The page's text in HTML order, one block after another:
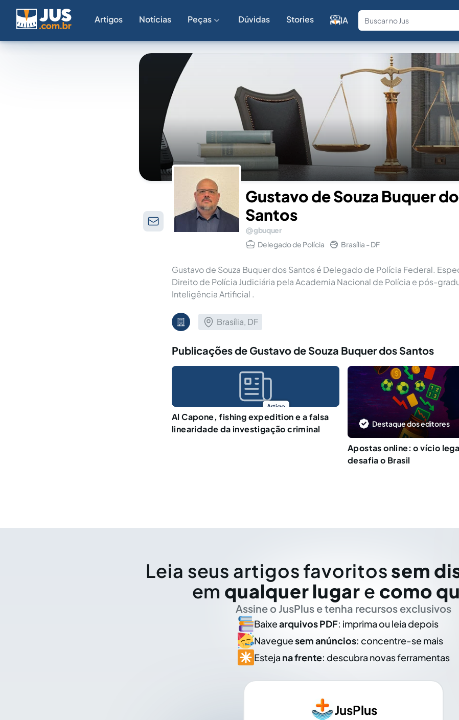
Artigos Notícias Peças Dúvidas Stories IA
Fale com
Gustavo de Souza Buquer
Santos
gbuquer
Delegado de Polícia
Brasília - DF
Gustavo de Souza Buquer dos Santos é Delegado de Polícia Federal.
Direito de Polícia Judiciária pela Academia Nacional de Polícia e pós-
Inteligência Artificial .
Brasília, DF
Publicações de Gustavo de Souza Buquer dos Santos
Artigo
Al Capone, fishing expedition e a falsa
linearidade da investigação criminal
Destaque dos editores
Apostas online: o vício
desafia o Brasil
Leia seus artigos favoritos sem
em qualquer lugar e como
Assine o JusPlus e tenha recursos exclusivos
Baixearquivos PDF: imprima ou leia depois
Naveguesem anúncios: concentre-se mais
Esteja na frente: descubra novas ferramentas
JusPlus